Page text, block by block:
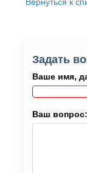
Задать
Ваше имя,
Ваш вопрос: